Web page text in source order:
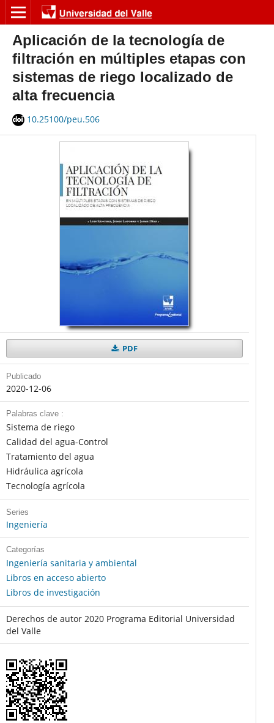
Aplicación de la tecnología de
filtración en múltiples etapas con
sistemas de riego localizado de
alta frecuencia
10.25100/peu.506
PDF
Publicado
2020-12-06
Palabras clave :
Sistema de riego
Calidad del agua-Control
Tratamiento del agua
Hidráulica agrícola
Tecnología agrícola
Series
Ingeniería
Categorías
Ingeniería sanitaria y ambiental
Libros en acceso abierto
Libros de investigación
Derechos de autor 2020 Programa Editorial Universidad
del Valle